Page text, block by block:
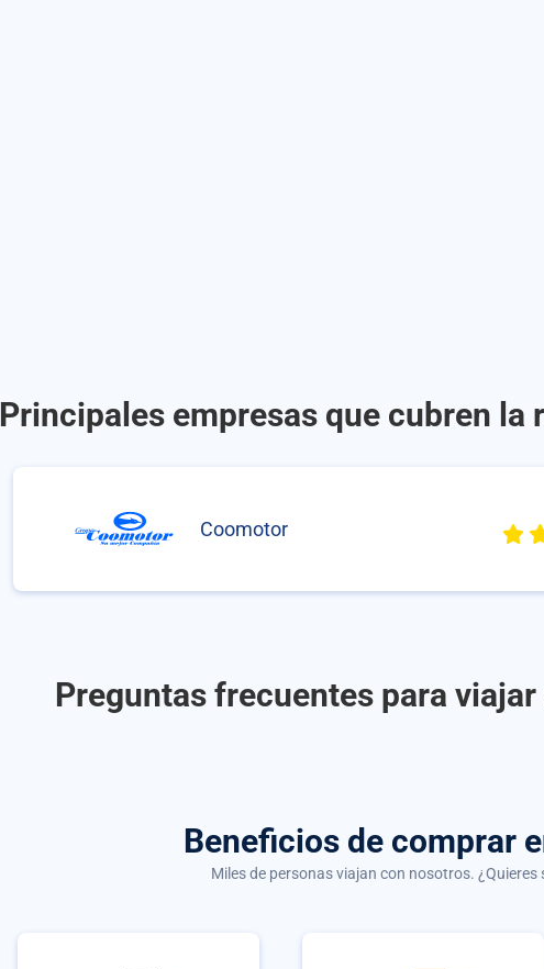
Principales empresas que cubren la
Coomotor
Preguntas frecuentes para
Beneficios de comprar
Miles de personas viajan con nosotros. ¿Quieres